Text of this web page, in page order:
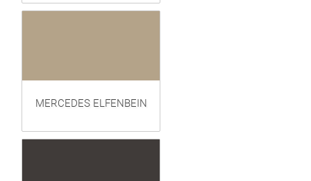
MERCEDES ELFENBEIN